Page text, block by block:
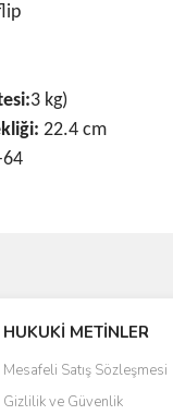
3 kg)
22.4 cm
64
veya görüntülenemiyor.
bilgiler bulunuyor.
bulunuyor.
HUKUKİ METİNLER
Mesafeli Satış Sözleşmesi
Gizlilik ve Güvenlik